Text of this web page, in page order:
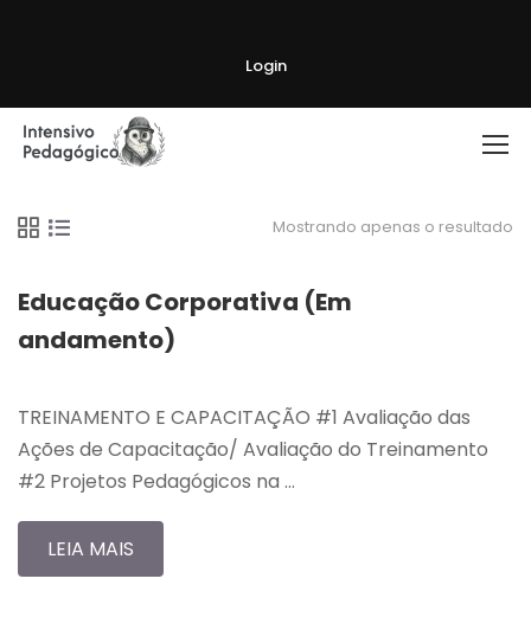
Login
Mostrando apenas o resultado
Educação Corporativa (Em
andamento)
TREINAMENTO E CAPACITAÇÃO #1 Avaliação das
Ações de Capacitação/ Avaliação do Treinamento
#2 Projetos Pedagógicos na …
LEIA MAIS